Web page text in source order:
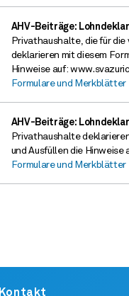
AHV-Beiträge:
Privathaushalte, die für
deklarieren mit diesem
Hinweise auf:
Formulare und Merkblätter
AHV-Beiträge:
Privathaushalte
und Ausfüllen die
Formulare und Merkblätter
Kontakt